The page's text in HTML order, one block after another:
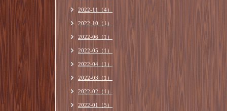
2022-11（4）
2022-10（1）
2022-06（1）
2022-05（1）
2022-04（1）
2022-03（1）
2022-02（1）
2022-01（5）